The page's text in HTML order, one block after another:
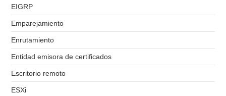
EIGRP
Emparejamiento
Enrutamiento
Entidad emisora de certificados
Escritorio remoto
ESXi